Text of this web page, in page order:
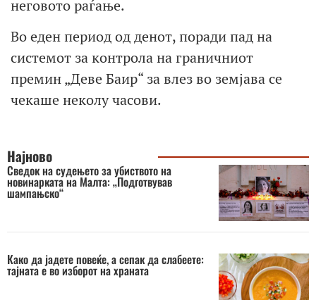
неговото раѓање.
Во еден период од денот, поради пад на
системот за контрола на граничниот
премин „Деве Баир“ за влез во земјава се
чекаше неколу часови.
Најново
Сведок на судењето за убиството на
новинарката на Малта: „Подготвував
шампањско“
Како да јадете повеќе, а сепак да слабеете:
тајната е во изборот на храната